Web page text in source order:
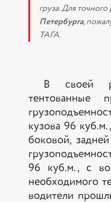
груза. Для
Петербурга,
ТАГА.
В своей
тентованные
кузова 96
боковой,
96 куб.м., с
необходимого
водители